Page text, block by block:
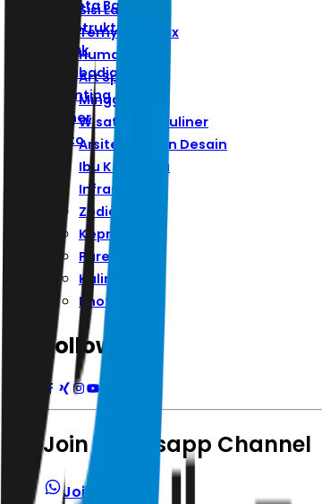
Ibu Kota Baru
Infrastruktur
Zodiak
Kepribadian
Parenting
Kuliner
Photo
Sisi Lain
Ternyata Hoax
Humaniora
Art Space
Minggu
Wisata Dan Kuliner
Arsitektur Dan Desain
Ibu Kota Baru
Infrastruktur
Zodiak
Kepribadian
Parenting
Kuliner
Photo
Follow Us
Join Whatsapp Channel
Join Channel